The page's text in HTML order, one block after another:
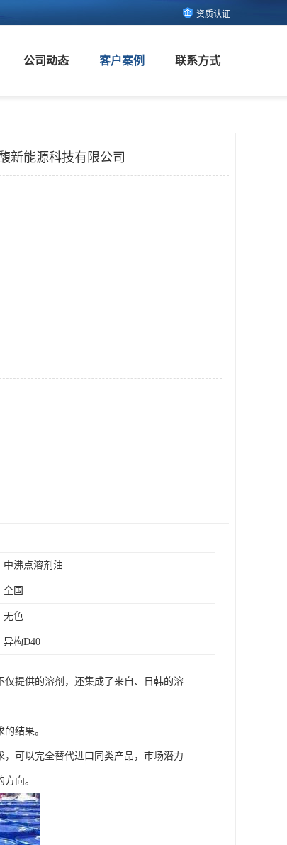
资质认证
公司动态 客户案例 联系方式
新能源科技有限公司
中沸点溶剂油
全国
无色
异构D40
仅提供的溶剂，还集成了来自、日韩的溶
结果。
可以完全替代进口同类产品，市场潜力
向。